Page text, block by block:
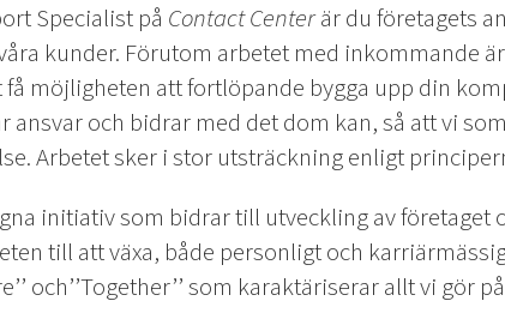
Specialist på Contact Centerär du företagets
kunder. Förutom arbetet med inkommande
möjligheten att fortlöpande bygga upp din
ansvar och bidrar med det dom kan, så att vi
Arbetet sker i stor utsträckning enligt
initiativ som bidrar till utveckling av företaget
till att växa, både personligt och
och’’Together’’ som karaktäriserar allt vi gör